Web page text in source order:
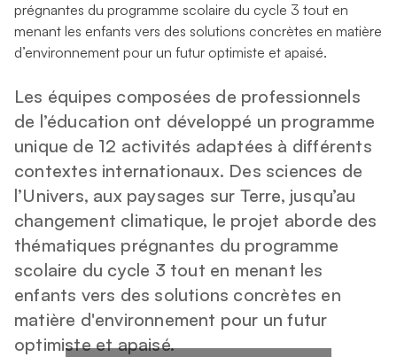
prégnantes du programme scolaire du cycle 3 tout en
menant les enfants vers des solutions concrètes en matière
d’environnement pour un futur optimiste et apaisé.
Les équipes composées de professionnels
de l’éducation ont développé un programme
unique de 12 activités adaptées à différents
contextes internationaux. Des sciences de
l’Univers, aux paysages sur Terre, jusqu’au
changement climatique, le projet aborde des
thématiques prégnantes du programme
scolaire du cycle 3 tout en menant les
enfants vers des solutions concrètes en
matière d'environnement pour un futur
optimiste et apaisé.